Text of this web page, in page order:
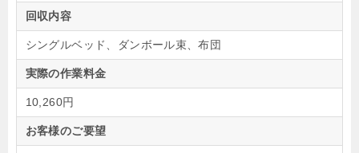
回収内容
シングルベッド、ダンボール束、布団
実際の作業料金
10,260円
お客様のご要望